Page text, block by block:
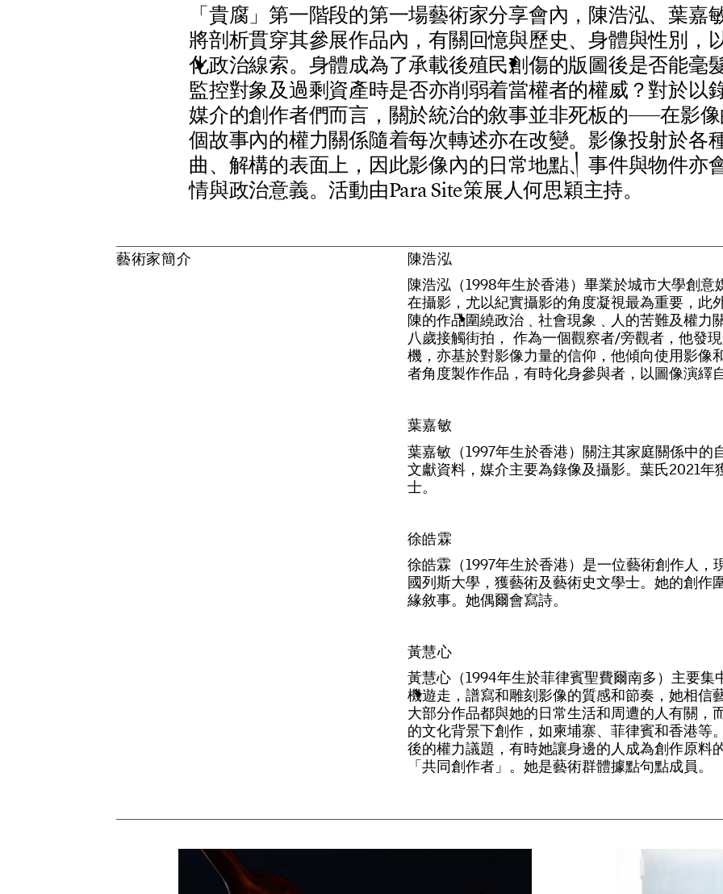
「貴腐 」 第一階段的第一場藝術家分享會內 ， 陳浩泓、葉嘉
將剖析貫穿其參展作品內 ，有關回憶與歷史、身體與性別 ，
化政治線索。 身體成為了承載後殖民創傷的版圖後是否能毫
監控對象及過剩資產時是否亦削弱着當權者的權威 ？對於以
媒介的創作者們而言 ， 關於統治的敘事並非死板的——在影像
個故事內的權力關係隨着每次轉述亦在改變。 影像投射於各
曲、 解構的表面上 ， 因此影像內的日常地點、事件與物件亦
情與政治意義。活動由ParaSite策展人何思穎主持。
藝術家簡介
陳浩泓
陳浩泓（1998年生於香港） 畢業於城市大學創意
在攝影 ， 尤以紀實攝影的角 度凝視最為重要， 此
陳的作品圍繞政治﹑ 社會現象 ﹑ 人的苦難及權力
八歲接觸街拍 ， 作為一個觀察者/旁觀者， 他發現
機， 亦基於對影像力量的信仰 ， 他傾向使用影像
者角 度製作作品 ， 有時化身參與者， 以圖像演繹
葉嘉敏
葉嘉敏 （1997年生於香港） 關注其家庭關係中的
文獻資料， 媒介主要為錄像及攝影。 葉氏2021年
士。
徐皓霖
徐皓霖 （1997年生於香港） 是一位藝術創作人 ，
國列斯大學 ， 獲藝術及藝術史文學士。 她的創作
緣敘事。 她偶爾會寫詩。
黃慧心
黃慧心（1994年生於菲律賓聖費爾南多 ） 主要集
機遊走 ， 譜寫和雕刻影像的質感和節奏 ， 她相信
大部分作品都與她的日常生活和周遭的人有關 ，
的文化背景下創作， 如柬埔寨、 菲律賓和香港等
後的權力議題 ， 有時她讓身邊的人成為創作原料
「 共同創作者」 。 她是藝術群體據點句點成員。